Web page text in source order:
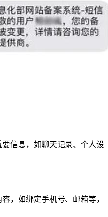
信息，如聊天记录、个人设
，如绑定手机号、邮箱等，